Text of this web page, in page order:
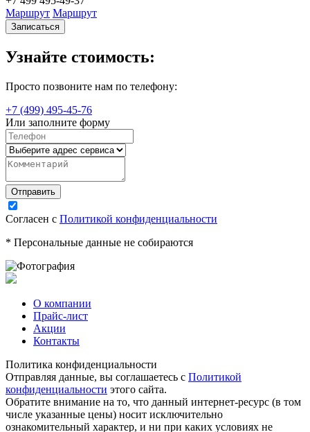
Маршрут Маршрут
Записаться
Узнайте стоимость:
Просто позвоните нам по телефону:
+7 (499) 495-45-76
Или заполните форму
Согласен с Политикой конфиденциальности
* Персональные данные не собираются
О компании
Прайс-лист
Акции
Контакты
Политика конфиденциальности
Отправляя данные, вы соглашаетесь с Политикой
конфиденциальности этого сайта.
Обратите внимание на то, что данный интернет-ресурс (в том
числе указанные цены) носит исключительно
ознакомительный характер, и ни при каких условиях не